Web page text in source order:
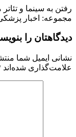
رفتن به سینما و
مجموعه: اخبار
دیدگاهتان را
نشانی ایمیل شما
علامت‌گذاری شده‌اند